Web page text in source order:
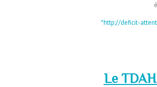
*http://deficit-
Le